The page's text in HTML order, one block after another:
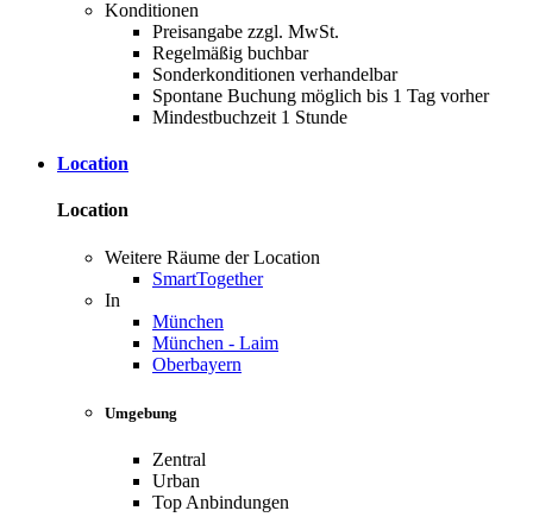
Konditionen
Preisangabe zzgl. MwSt.
Regelmäßig buchbar
Sonderkonditionen verhandelbar
Spontane Buchung möglich bis 1 Tag vorher
Mindestbuchzeit 1 Stunde
Location
Location
Weitere Räume der Location
SmartTogether
In
München
München - Laim
Oberbayern
Umgebung
Zentral
Urban
Top Anbindungen